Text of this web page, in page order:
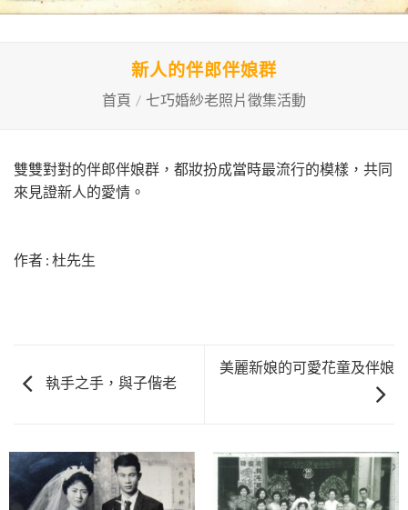
新人的伴郎伴娘群
首頁 / 七巧婚紗老照片徵集活動
雙雙對對的伴郎伴娘群，都妝扮成當時最流行的模樣，共同
來見證新人的愛情。
作者 : 杜先生
執手之手，與子偕老
美麗新娘的可愛花童及伴娘